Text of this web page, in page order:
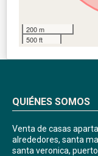
200 m
500 ft
QUIÉNES SOMOS
Venta de casas
alrededores, santa
santa veronica,